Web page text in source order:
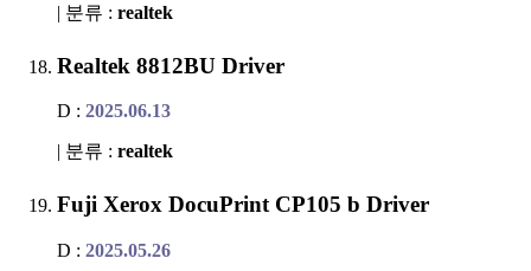
| 분류 : realtek
Realtek 8812BU Driver
D : 2025.06.13
| 분류 : realtek
Fuji Xerox DocuPrint CP105 b Driver
D : 2025.05.26